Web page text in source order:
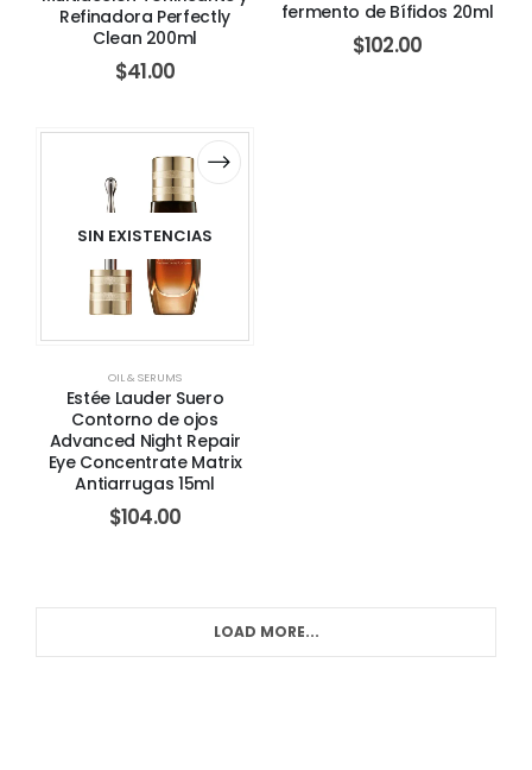
Refinadora Perfectly
Clean 200ml
$41.00
fermento de Bífidos 20ml
$102.00
SIN EXISTENCIAS
OIL & SERUMS
Estée Lauder Suero
Contorno de ojos
Advanced Night Repair
Eye Concentrate Matrix
Antiarrugas 15ml
$104.00
LOAD MORE...